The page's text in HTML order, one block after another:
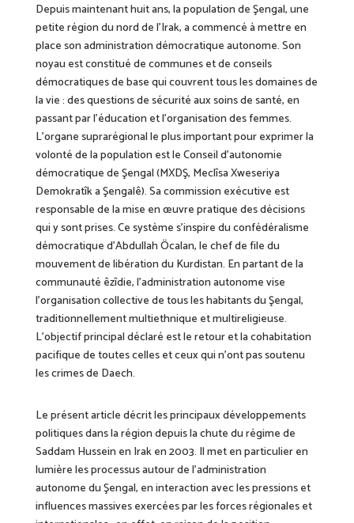
Depuis maintenant huit ans, la population de Şengal, une
petite région du nord de l’Irak, a commencé à mettre en
place son administration démocratique autonome. Son
noyau est constitué de communes et de conseils
démocratiques de base qui couvrent tous les domaines de
la vie : des questions de sécurité aux soins de santé, en
passant par l’éducation et l’organisation des femmes.
L’organe suprarégional le plus important pour exprimer la
volonté de la population est le Conseil d’autonomie
démocratique de Şengal(MXDŞ, Meclîsa Xweseriya
Demokratîk a Şengalê).Sa commission exécutive est
responsable de la mise en œuvre pratiquedes décisions
qui y sont prises. Ce système s’inspire du confédéralisme
démocratique d’Abdullah Öcalan, le chef de file du
mouvement de libération du Kurdistan. En partant de la
communauté êzîdie, l’administration autonome vise
l’organisation collective de tous les habitants du Şengal,
traditionnellement multiethnique et multireligieuse.
L’objectif principal déclaré est le retour et la cohabitation
pacifique de toutes celles etceux qui n’ont pas soutenu
les crimes de Daech.
Le présent article décrit les principaux développements
politiques dans la région depuis la chute du régime de
Saddam Hussein en Irak en 2003. Il met en particulier en
lumière les processus autour de l’administration
autonome du Şengal, en interaction avec les pressions et
influences massives exercées par les forces régionales et